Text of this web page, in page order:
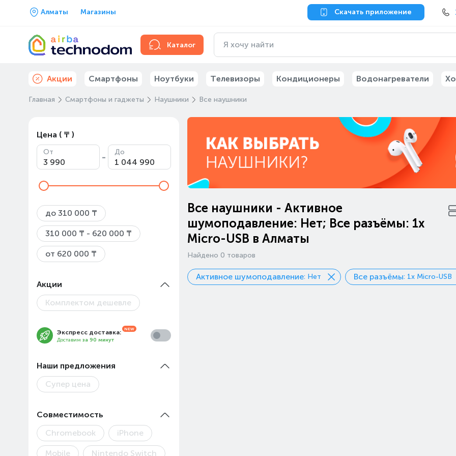
Алматы Магазины Скачать приложение
Каталог
Акции Смартфоны Ноутбуки Телевизоры Кондиционеры Водонагреватели
Главная Смартфоны и гаджеты Наушники Все наушники
Цена ( ₸ )
От - До
до 310 000 ₸
310 000 ₸ - 620 000 ₸
от 620 000 ₸
Акции
Комплектом дешевле
Экспресс доставка:
Доставим за 90 минут
Наши предложения
Супер цена
Совместимость
Chromebook
iPhone
Mobile Nintendo Switch
Все наушники - Активное
шумоподавление: Нет; Все разъёмы: 1x
Micro-USB в Алматы
Найдено 0 товаров
Активное шумоподавление: Нет Все разъёмы: 1x Micro-USB